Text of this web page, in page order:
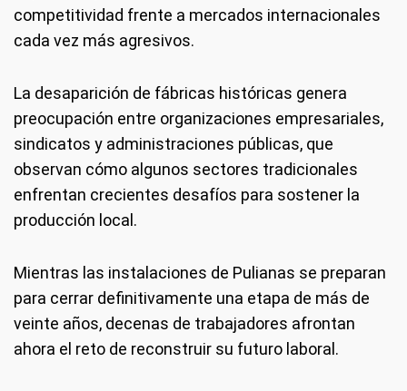
competitividad frente a mercados internacionales
cada vez más agresivos.
La desaparición de fábricas históricas genera
preocupación entre organizaciones empresariales,
sindicatos y administraciones públicas, que
observan cómo algunos sectores tradicionales
enfrentan crecientes desafíos para sostener la
producción local.
Mientras las instalaciones de Pulianas se preparan
para cerrar definitivamente una etapa de más de
veinte años, decenas de trabajadores afrontan
ahora el reto de reconstruir su futuro laboral.